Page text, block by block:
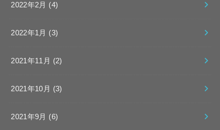
2022年2月 (4)
2022年1月 (3)
2021年11月 (2)
2021年10月 (3)
2021年9月 (6)